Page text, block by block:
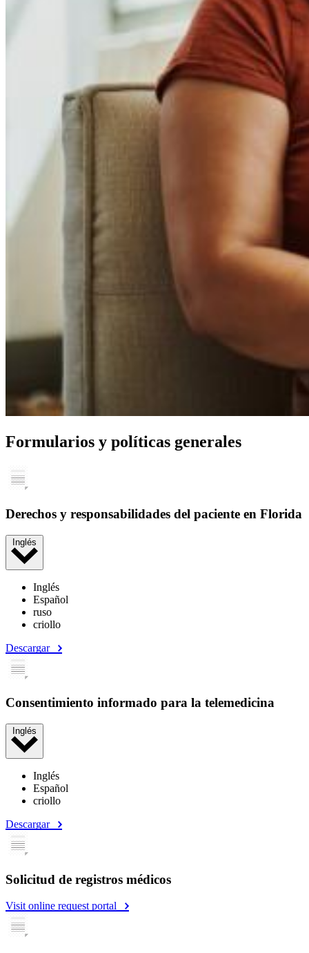
Formularios y políticas generales
Derechos y responsabilidades del paciente en Florida
Inglés
Inglés
Español
ruso
criollo
Descargar
Consentimiento informado para la telemedicina
Inglés
Inglés
Español
criollo
Descargar
Solicitud de registros médicos
Visit online request portal